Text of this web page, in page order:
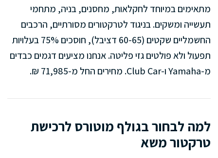
מתאימים במיוחד לחקלאות, מחסנים, בניה, מתחמי
תעשייה ומשקים. בניגוד לטרקטורים מסורתיים, הרכבים
החשמליים שקטים (60-65 דציבל), חוסכים 75% בעלויות
תפעול ולא פולטים גזי פליטה. אנחנו מציעים דגמים כבדים
מ-Yamaha ו-Club Car. מחירים החל מ-71,985 ₪.
למה לבחור בגולף מוטורס לרכישת
טרקטור משא